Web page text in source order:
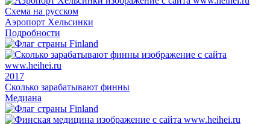
Схема на русском
Аэропорт Хельсинки
Подробности
2017
Сколько зарабатывают финны
Медиана